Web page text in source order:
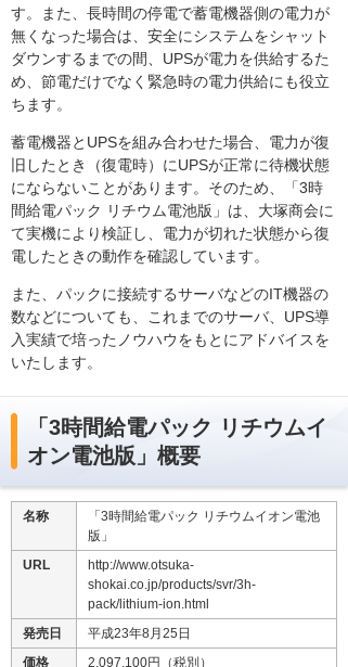
す。また、長時間の停電で蓄電機器側の電力が
無くなった場合は、安全にシステムをシャット
ダウンするまでの間、UPSが電力を供給するた
め、節電だけでなく緊急時の電力供給にも役立
ちます。
蓄電機器とUPSを組み合わせた場合、電力が復
旧したとき（復電時）にUPSが正常に待機状態
にならないことがあります。そのため、「3時
間給電パック リチウム電池版」は、大塚商会に
て実機により検証し、電力が切れた状態から復
電したときの動作を確認しています。
また、パックに接続するサーバなどのIT機器の
数などについても、これまでのサーバ、UPS導
入実績で培ったノウハウをもとにアドバイスを
いたします。
「3時間給電パック リチウムイ
オン電池版」概要
名称
「3時間給電パック リチウムイオン電池
版」
URL
http://www.otsuka-
shokai.co.jp/products/svr/3h-
pack/lithium-ion.html
発売日
平成23年8月25日
価格
2,097,100円（税別）